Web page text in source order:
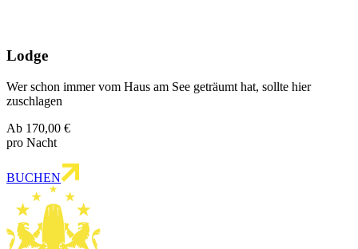
Lodge
Wer schon immer vom Haus am See geträumt hat, sollte hier
zuschlagen
Ab 170,00 €
pro Nacht
BUCHEN